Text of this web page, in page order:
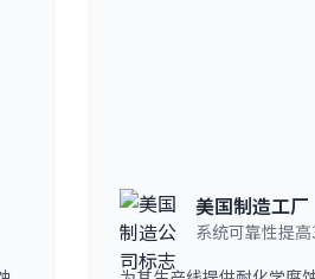
美国制造工厂
系统可靠性提